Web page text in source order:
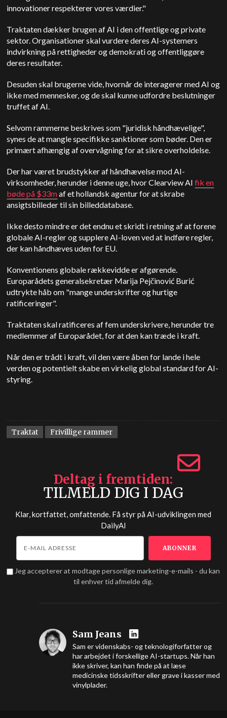
innovationer respekterer vores værdier."
Traktaten dækker brugen af AI i den offentlige og private
sektor. Organisationer skal vurdere deres AI-systemers
indvirkning på rettigheder og demokrati og offentliggøre
deres resultater.
Desuden skal brugerne vide, hvornår de interagerer med AI og
ikke med mennesker, og de skal kunne udfordre beslutninger
truffet af AI.
Selvom rammerne beskrives som "juridisk håndhævelige",
synes de at mangle specifikke sanktioner som bøder. Den er
primært afhængig af overvågning for at sikre overholdelse.
Der har været brudstykker af håndhævelse mod AI-
virksomheder, herunder i denne uge, hvor Clearview AIfik en
bøde på $33maf et hollandsk agentur for at skrabe
ansigtsbilleder til sin billeddatabase.
Ikke desto mindre er det endnu et skridt i retning af at forene
globale AI-regler og supplere AI-loven ved at indføre regler,
der kan håndhæves uden for EU.
Konventionens globale rækkevidde er afgørende.
Europarådets generalsekretær Marija Pejčinović Burić
udtrykte håb om "mange underskrifter og hurtige
ratificeringer".
Traktaten skal ratificeres af fem underskrivere, herunder tre
medlemmer af Europarådet, for at den kan træde i kraft.
Når den er trådt i kraft, vil den være åben for lande i hele
verden og potentielt skabe en virkelig global standard for AI-
styring.
Traktat Frivillige rammer
Deltag i fremtiden
TILMELD DIG I DAG
Klar, kortfattet, omfattende. Få styr på AI-udviklingen med
DailyAI
Jeg accepterer at modtage personlige marketing-e-mails - du kan
til enhver tid afmelde dig.
Sam Jeans
Sam er videnskabs- og teknologiforfatter og
har arbejdet i forskellige AI-startups. Når han
ikke skriver, kan han finde på at læse
medicinske tidsskrifter eller grave i kasser med
vinylplader.